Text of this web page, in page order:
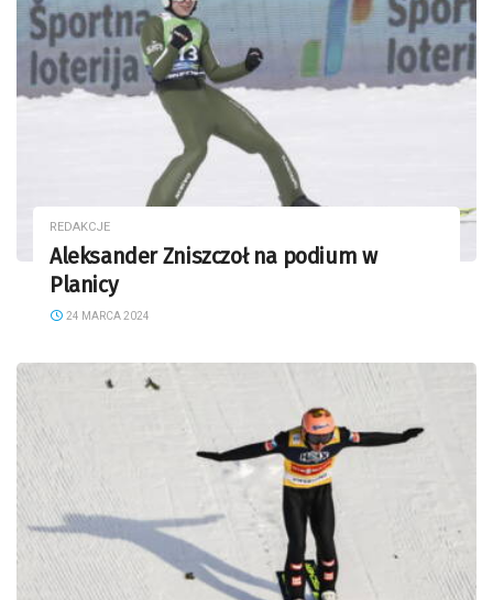
REDAKCJE
Aleksander Zniszczoł na podium w
Planicy
24 MARCA 2024